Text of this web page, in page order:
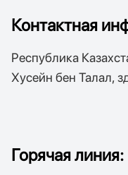
Контактная
Республика
Хусейн бен Талал,
Горячая линия: